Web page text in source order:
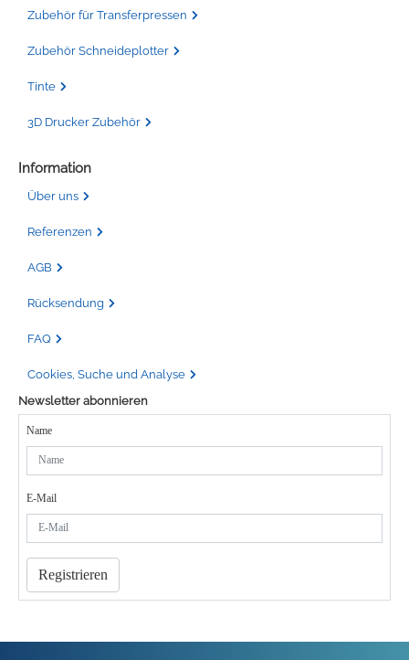
Zubehör für Transferpressen
Zubehör Schneideplotter
Tinte
3D Drucker Zubehör
Information
Über uns
Referenzen
AGB
Rücksendung
FAQ
Cookies, Suche und Analyse
Newsletter abonnieren
Name
E-Mail
Registrieren